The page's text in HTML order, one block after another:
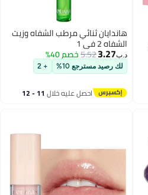
3
هاندايان ثنائي مرطب الشفاه وزيت
الشفاه 2 في 1
د.ب‏3.27
5.52خصم 40%
لك رصيد مسترجع 10% + 2
احصل عليه خلال 11 - 12